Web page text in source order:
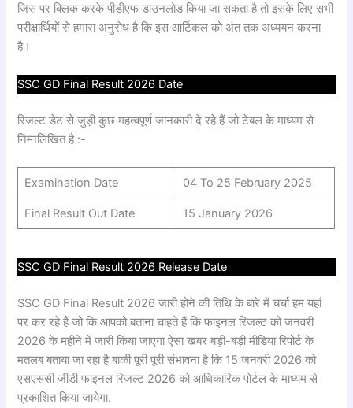
जिस पर क्लिक करके पीडीएफ डाउनलोड किया जा सकता है तो इसके लिए सभी
परीक्षार्थियों से हमारा अनुरोध है कि इस आर्टिकल को अंत तक अध्ययन करना
है।
SSC GD Final Result 2026 Date
रिजल्ट डेट से जुड़ी कुछ महत्वपूर्ण जानकारी दे रहे हैं जो टेबल के माध्यम से
निम्नलिखित है :-
Examination Date 04 To 25 February 2025
Final Result Out Date 15 January 2026
SSC GD Final Result 2026 Release Date
SSC GD Final Result 2026 जारी होने की तिथि के बारे में चर्चा हम यहां
पर कर रहे हैं जो कि आपको बताना चाहते हैं कि फाइनल रिजल्ट को जनवरी
2026 के महीने में जारी किया जाएगा ऐसा खबर बड़ी-बड़ी मीडिया रिपोर्ट के
मतलब बताया जा रहा है बाकी पूरी पूरी संभावना है कि 15 जनवरी 2026 को
एसएससी जीडी फाइनल रिजल्ट 2026 को आधिकारिक पोर्टल के माध्यम से
प्रकाशित किया जायेगा.